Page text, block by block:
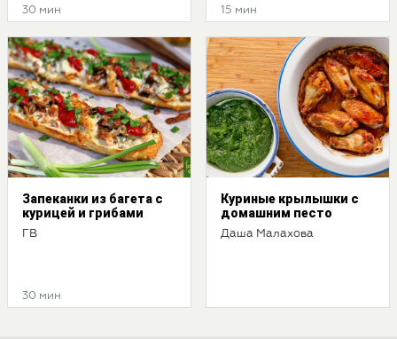
30 мин 15 мин
Запеканки из багета с
курицей и грибами
ГВ
30 мин
Куриные крылышки с
домашним песто
Даша Малахова